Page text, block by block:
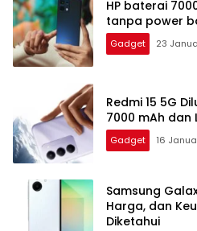
HP baterai
tanpa power
Gadget 23
Redmi 15 5G
7000 mAh dan
Gadget 16
Samsung
Harga, dan
Diketahui